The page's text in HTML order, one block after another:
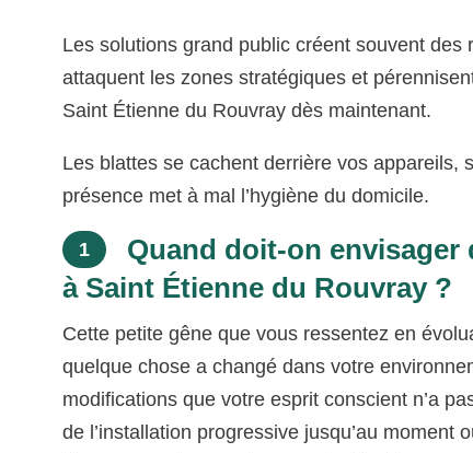
Les solutions grand public créent souvent
attaquent les zones stratégiques et
Saint Étienne du Rouvray dès maintenant.
Les blattes se cachent derrière vos appareils,
présence met à mal l’hygiène du domicile.
1
Quand doit-on envisager
à Saint Étienne du Rouvray ?
Cette petite gêne que vous ressentez en
quelque chose a changé dans votre
modifications que votre esprit conscient n’a
de l’installation progressive jusqu’au